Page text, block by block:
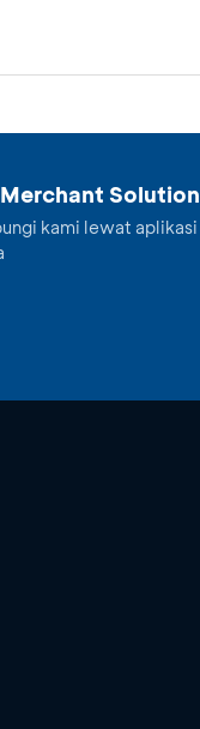
Solution
kami lewat aplikasi